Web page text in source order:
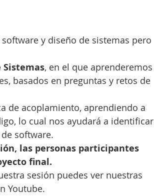
y diseño de sistemas pero
Sistemas, en el que aprenderemos
basados en preguntas y retos de
de acoplamiento, aprendiendo a
lo cual nos ayudará a identificar
software.
las personas participantes
final.
sesión puedes ver nuestras
Youtube.